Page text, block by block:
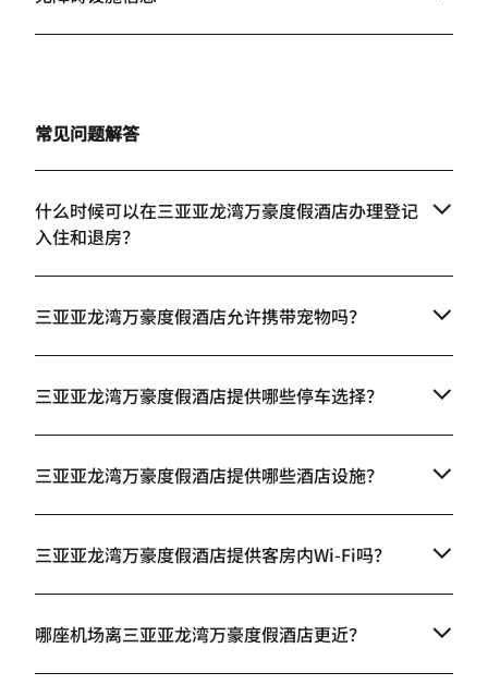
常见问题解答
什么时候可以在三亚亚龙湾万豪度假酒店办理登记
入住和退房？
三亚亚龙湾万豪度假酒店允许携带宠物吗？
三亚亚龙湾万豪度假酒店提供哪些停车选择？
三亚亚龙湾万豪度假酒店提供哪些酒店设施？
三亚亚龙湾万豪度假酒店提供客房内Wi-Fi吗？
哪座机场离三亚亚龙湾万豪度假酒店更近？